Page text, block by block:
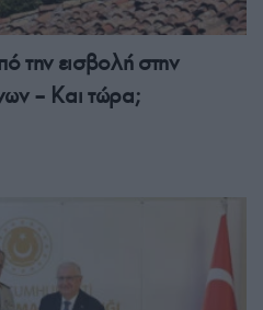
την εισβολή στην
– Και τώρα;